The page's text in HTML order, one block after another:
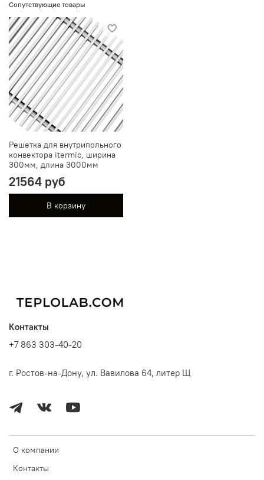
Сопутствующие товары
Решетка для внутрипольного
конвектора itermic, ширина
300мм, длина 3000мм
21564 руб
В корзину
О компании
Контакты
Контакты
+7 863 303-40-20
г. Ростов-на-Дону, ул. Вавилова 64, литер Щ